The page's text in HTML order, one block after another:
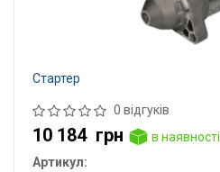
Стартер
0 відгуків
10 184 грн
в наявності
Артикул: